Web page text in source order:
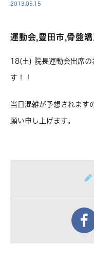
2013.05.15
運動会,豊田市,骨盤
18(土) 院長運動会出席
す！！
当日混雑が予想されます
願い申し上げます。